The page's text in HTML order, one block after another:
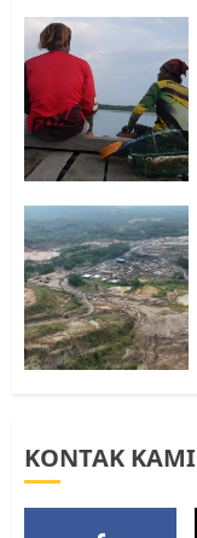
4
5
KONTAK KAMI